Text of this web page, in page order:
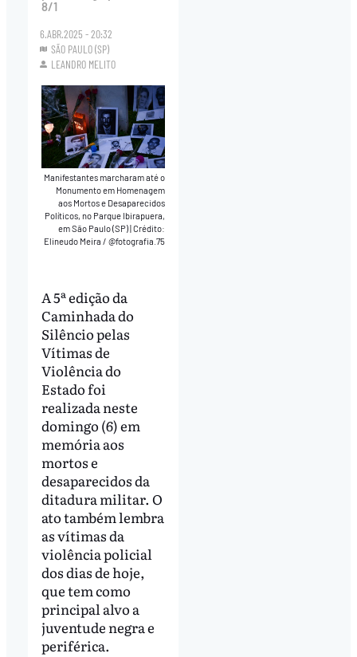
8/1
6.ABR.2025 - 20:32
SÃO PAULO (SP)
LEANDRO MELITO
Manifestantes marcharam até o
Monumento em Homenagem
aos Mortos e Desaparecidos
Políticos, no Parque Ibirapuera,
em São Paulo (SP)|Crédito:
Elineudo Meira / @fotografia.75
A 5ª edição da
Caminhada do
Silêncio pelas
Vítimas de
Violência do
Estado foi
realizada neste
domingo (6) em
memória aos
mortos e
desaparecidos da
ditadura militar. O
ato também lembra
as vítimas da
violência policial
dos dias de hoje,
que tem como
principal alvo a
juventude negra e
periférica.